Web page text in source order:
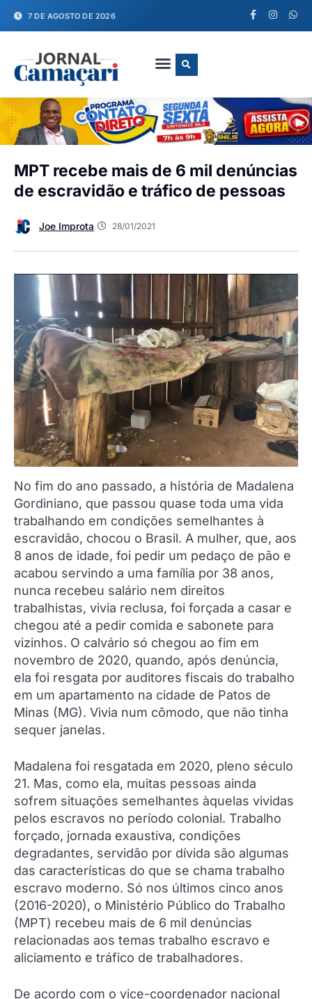
7 DE AGOSTO DE 2026
MPT recebe mais de 6 mil denúncias
de escravidão e tráfico de pessoas
Joe Improta 28/01/2021
No fim do ano passado, a história de Madalena
Gordiniano, que passou quase toda uma vida
trabalhando em condições semelhantes à
escravidão, chocou o Brasil. A mulher, que, aos
8 anos de idade, foi pedir um pedaço de pão e
acabou servindo a uma família por 38 anos,
nunca recebeu salário nem direitos
trabalhistas, vivia reclusa, foi forçada a casar e
chegou até a pedir comida e sabonete para
vizinhos. O calvário só chegou ao fim em
novembro de 2020, quando, após denúncia,
ela foi resgata por auditores fiscais do trabalho
em um apartamento na cidade de Patos de
Minas (MG). Vivia num cômodo, que não tinha
sequer janelas.
Madalena foi resgatada em 2020, pleno século
21. Mas, como ela, muitas pessoas ainda
sofrem situações semelhantes àquelas vividas
pelos escravos no período colonial. Trabalho
forçado, jornada exaustiva, condições
degradantes, servidão por dívida são algumas
das características do que se chama trabalho
escravo moderno. Só nos últimos cinco anos
(2016-2020), o Ministério Público do Trabalho
(MPT) recebeu mais de 6 mil denúncias
relacionadas aos temas trabalho escravo e
aliciamento e tráfico de trabalhadores.
De acordo com o vice-coordenador nacional